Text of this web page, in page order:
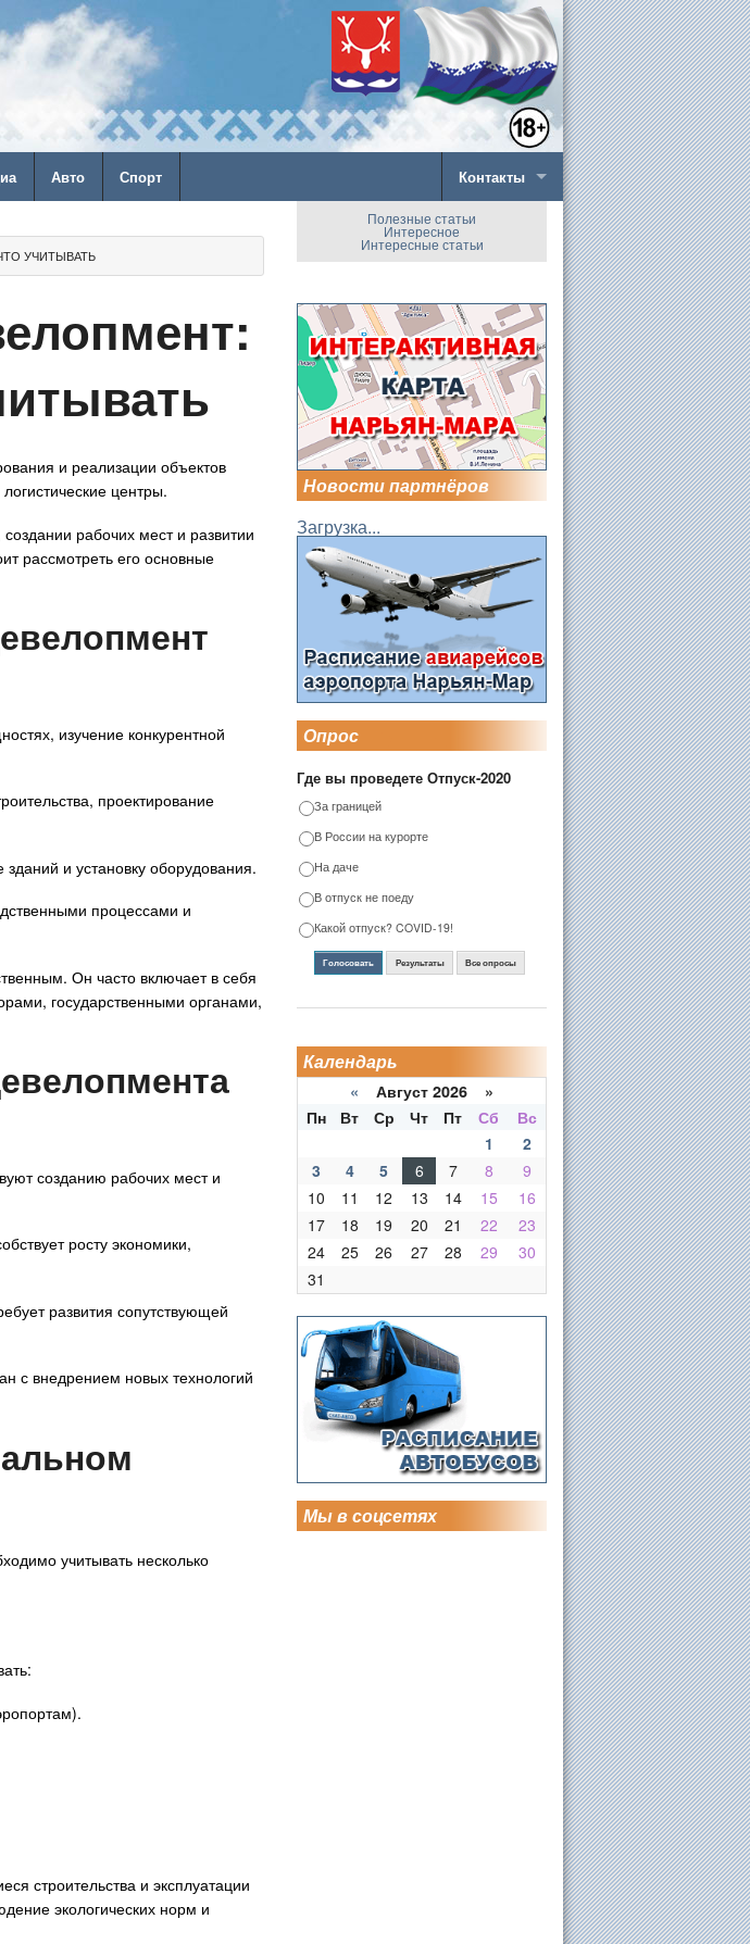
Авто Спорт Контакты
УЧИТЫВАТЬ
и реализации объектов
центры.
рабочих мест и развитии
рассмотреть его основные
изучение конкурентной
проектирование
и установку оборудования.
процессами и
Он часто включает в себя
государственными органами,
созданию рабочих мест и
росту экономики,
развития сопутствующей
с внедрением новых технологий
учитывать несколько
строительства и эксплуатации
экологических норм и
Полезные статьи
Интересное
Интересные статьи
Новости партнёров
Загрузка...
Опрос
Где вы проведете Отпуск-2020
За границей
В России на курорте
На даче
В отпуск не поеду
Какой отпуск? COVID-19!
Голосовать Результаты Все опросы
Календарь
« Август 2026 »
Пн
Вт Ср Чт Пт Сб
Вс
1
2
3
4 5 6 7 8
9
10
11 12 13 14 15
16
17
18 19 20 21 22
23
24
25 26 27 28 29
30
31
Мы в соцсетях